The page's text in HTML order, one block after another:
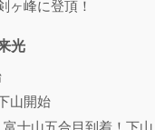
峰に登頂！
光
山開始
士山五合目到着！下山